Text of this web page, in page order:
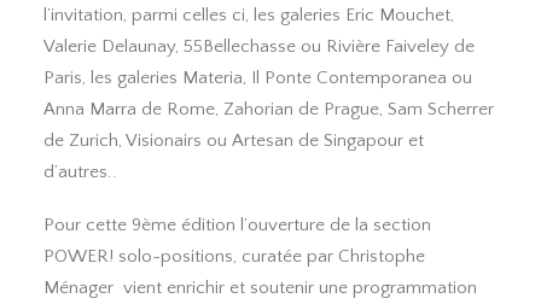
l’invitation, parmi celles ci, les galeries Eric Mouchet,
Valerie Delaunay, 55Bellechasse ou Rivière Faiveley de
Paris, les galeries Materia, Il Ponte Contemporanea ou
Anna Marra de Rome, Zahorian de Prague, Sam Scherrer
de Zurich, Visionairs ou Artesan de Singapour et
d’autres..
Pour cette 9ème édition l’ouverture de la section
POWER! solo-positions, curatée par Christophe
Ménager vient enrichir et soutenir une programmation